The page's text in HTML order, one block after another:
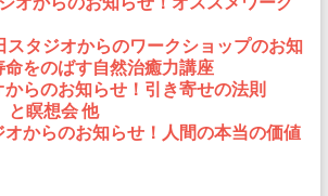
スタジオからのワークショップのお知
命をのばす自然治癒力講座
らのお知らせ！引き寄せの法則
と瞑想会 他
からのお知らせ！人間の本当の価値